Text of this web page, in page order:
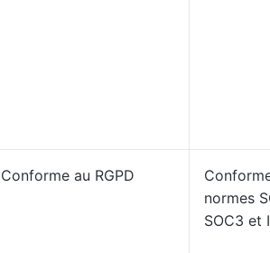
Conforme au RGPD
normes
SOC3 et